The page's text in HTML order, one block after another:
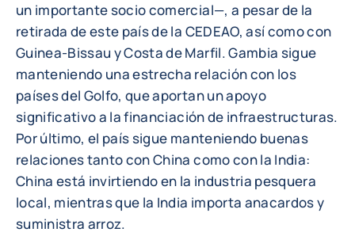
un importante socio comercial—, a pesar de la
retirada de este país de la CEDEAO, así como con
Guinea-Bissau y Costa de Marfil. Gambia sigue
manteniendo una estrecha relación con los
países del Golfo, que aportan un apoyo
significativo a la financiación de infraestructuras.
Por último, el país sigue manteniendo buenas
relaciones tanto con China como con la India:
China está invirtiendo en la industria pesquera
local, mientras que la India importa anacardos y
suministra arroz.